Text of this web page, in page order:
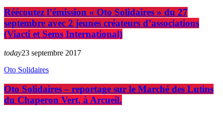
Réécoutez l’émission « Oto Solidaires » du 27
septembre avec 2 jeunes créateurs d’associations
(Viacti et Sems International)
today23 septembre 2017
Oto Solidaires
Oto Solidaires – reportage sur le Marché des Lutins
du Chaperon Vert, à Arcueil.